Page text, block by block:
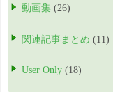
動画集 (26)
関連記事まとめ (11)
User Only (18)